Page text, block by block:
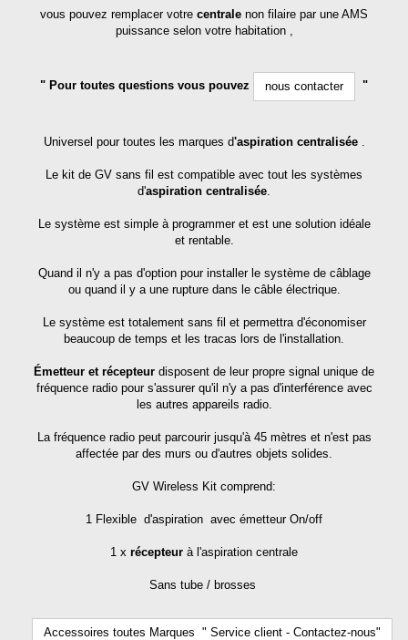
vous pouvez remplacer votre centrale non filaire par une AMS
puissance selon votre habitation ,
" Pour toutes questions vous pouvez nous contacter "
Universel pour toutes les marques d'aspiration centralisée.
Le kit de GV sans fil est compatible avec tout les systèmes
d'aspiration centralisée
Le système est simple à programmer et est une solution idéale
et rentable.
Quand il n'y a pas d'option pour installer le système de câblage
ou quand il y a une rupture dans le câble électrique.
Le système est totalement sans fil et permettra d'économiser
beaucoup de temps et les tracas lors de l'installation.
Émetteur et récepteur disposent de leur propre signal unique de
fréquence radio pour s'assurer qu'il n'y a pas d'interférence avec
les autres appareils radio.
La fréquence radio peut parcourir jusqu'à 45 mètres et n'est pas
affectée par des murs ou d'autres objets solides.
GV Wireless Kit comprend:
1 Flexible d'aspiration avec émetteur On/off
1 x récepteur à l'aspiration centrale
Sans tube / brosses
Accessoires toutes Marques " Service client - Contactez-nous"